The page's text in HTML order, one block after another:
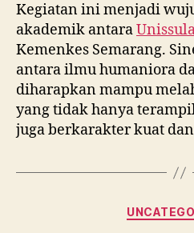
Kegiatan ini menjadi
akademik antara
Kemenkes Semarang.
antara ilmu humaniora
diharapkan mampu
yang tidak hanya
juga berkarakter kuat